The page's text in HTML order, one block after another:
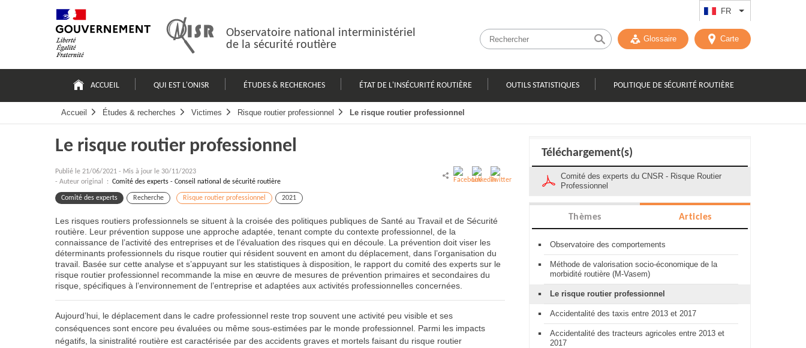
FR Lister les actions
Observatoire national interministériel
de la sécurité routière
Glossaire Carte
principale
ACCUEIL QUI EST L'ONISR ÉTUDES & RECHERCHES ÉTAT DE L'INSÉCURITÉ ROUTIÈRE OUTILS STATISTIQUES POLITIQUE DE SÉCURITÉ ROUTIÈRE
Accueil Études & recherches Victimes Risque routier professionnel Le risque routier professionnel
Le risque routier professionnel
Publié le 21/06/2021 - Mis à jour le 30/11/2023
- Auteur original : Comité des experts - Conseil national de sécurité routière
Comité des experts Recherche Risque routier professionnel 2021
Les risques routiers professionnels se situent à la croisée des politiques publiques de Santé au Travail et de Sécurité
routière. Leur prévention suppose une approche adaptée, tenant compte du contexte professionnel, de la
connaissance de l’activité des entreprises et de l’évaluation des risques qui en découle. La prévention doit viser les
déterminants professionnels du risque routier qui résident souvent en amont du déplacement, dans l’organisation du
travail. Basée sur cette analyse et s’appuyant sur les statistiques à disposition, le rapport du comité des experts sur le
risque routier professionnel recommande la mise en œuvre de mesures de prévention primaires et secondaires du
risque, spécifiques à l’environnement de l’entreprise et adaptées aux activités professionnelles concernées.
Aujourd’hui, le déplacement dans le cadre professionnel reste trop souvent une activité peu visible et ses
conséquences sont encore peu évaluées ou même sous-estimées par le monde professionnel. Parmi les impacts
négatifs, la sinistralité routière est caractérisée par des accidents graves et mortels faisant du risque routier
Téléchargement(s)
Comité des experts du CNSR - Risque Routier
Professionnel
Thèmes Articles
Observatoire des comportements
Méthode de valorisation socio-économique de la
morbidité routière (M-Vasem)
Le risque routier professionnel
Accidentalité des taxis entre 2013 et 2017
Accidentalité des tracteurs agricoles entre 2013 et
2017